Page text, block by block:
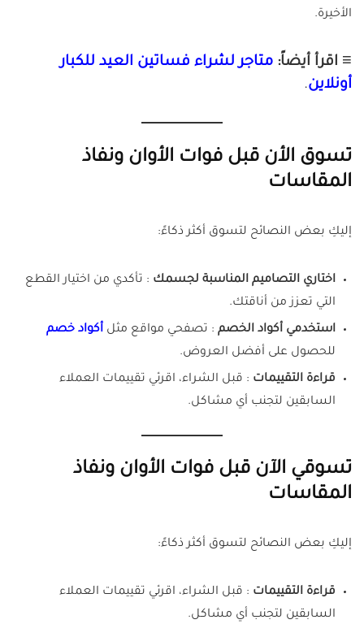
الأخيرة.
≡ اقرأ أيضاً: متاجر لشراء فساتين العيد للكبار
أونلاين.
تسوق الأن قبل فوات الأوان ونفاذ
المقاسات
إليكِ بعض النصائح لتسوق أكثر ذكاءً:
اختاري التصاميم المناسبة لجسمك : تأكدي من اختيار القطع
التي تعزز من أناقتك.
استخدمي أكواد الخصم : تصفحي مواقع مثل أكواد خصم
للحصول على أفضل العروض.
قراءة التقييمات : قبل الشراء، اقرئي تقييمات العملاء
السابقين لتجنب أي مشاكل.
تسوقي الآن قبل فوات الأوان ونفاذ
المقاسات
إليكِ بعض النصائح لتسوق أكثر ذكاءً:
قراءة التقييمات : قبل الشراء، اقرئي تقييمات العملاء
السابقين لتجنب أي مشاكل.